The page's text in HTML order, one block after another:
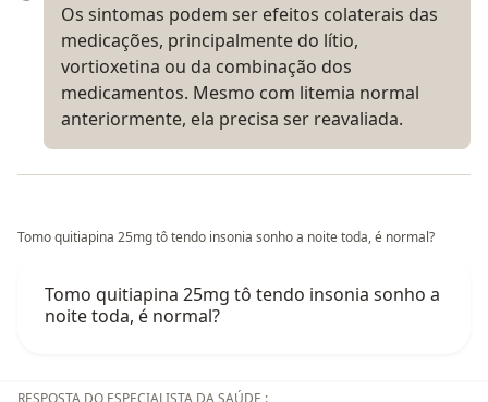
Os sintomas podem ser efeitos colaterais das
medicações, principalmente do lítio,
vortioxetina ou da combinação dos
medicamentos. Mesmo com litemia normal
anteriormente, ela precisa ser reavaliada.
Tomo quitiapina 25mg tô tendo insonia sonho a noite toda, é normal?
Tomo quitiapina 25mg tô tendo insonia sonho a
noite toda, é normal?
RESPOSTA DO ESPECIALISTA DA SAÚDE :